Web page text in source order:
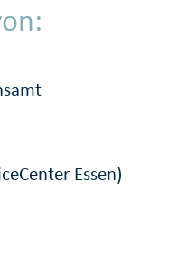
Essen)